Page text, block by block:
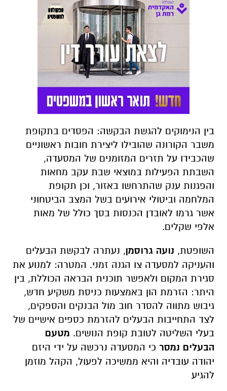
בין הנימוקים להגשת הבקשה: הפסדים בתקופת
משבר הקורונה שהובילו ליצירת חובות ראשוניים
שהכבידו על תזרים המזומנים של המסעדה,
והפגנות ענק שהתרחשו באזור, וכן תקופת
המלחמה וביטולי אירועים בשל המצב הביטחוני
אשר גרמו לאובדן הכנסות בסך כולל של מאות
אלפי שקלים.
השופטת,נועה גרוסמן, נעתרה לבקשת הבעלים
והעניקה למסעדה צו הגנה זמני. המטרה: למנוע את
סגירת המקום ולאפשר תוכנית הבראה הכוללת, בין
גיבוש מתווה להסדר חוב מול הבנקים והספקים,
לצד התחייבות הבעלים להזרמת כספים אישיים של
בעלי השליטה לטובת קופת הנושים.מטעם
הבעלים נמסר כי המסעדה נרכשה על ידי היזם
יהודה עובדיה והיא ממשיכה לפעול, הקהל מוזמן
להגיע
האם מסעדת 'שלדון' תצליח לשמר את המסורת
ולהמשיך לשרת נאמנה את באי הבורסה והסביבה?
מערכת "רמת גן נט" תוסיף לעדכן בהתפתחויות.